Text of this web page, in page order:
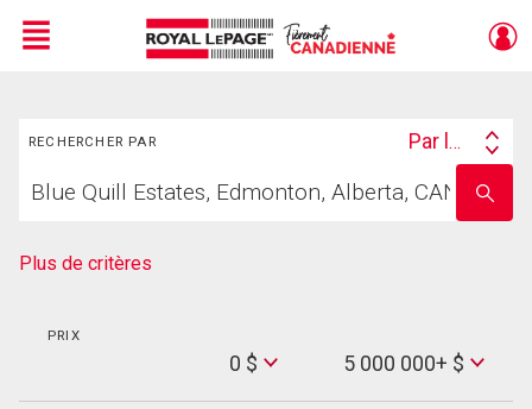
Menu
RECHERCHER PAR
Search
Par lieu
votre
nom
Plus de critères
PRIX
0 $
Max
Price
5 000 000+ $